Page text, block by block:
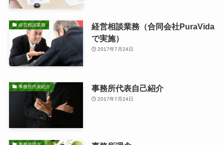
経営相談業務
経営相談業務（合同会社PuraVida
で実施）
2017年7月24日
事務所代表紹介 事務所代表自己紹介
2017年7月24日